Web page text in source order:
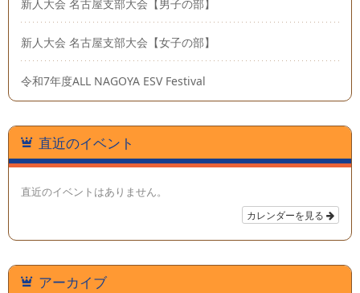
新人大会 名古屋支部大会【男子の部】
新人大会 名古屋支部大会【女子の部】
令和7年度ALL NAGOYA ESV Festival
直近のイベント
直近のイベントはありません。
カレンダーを見る
アーカイブ